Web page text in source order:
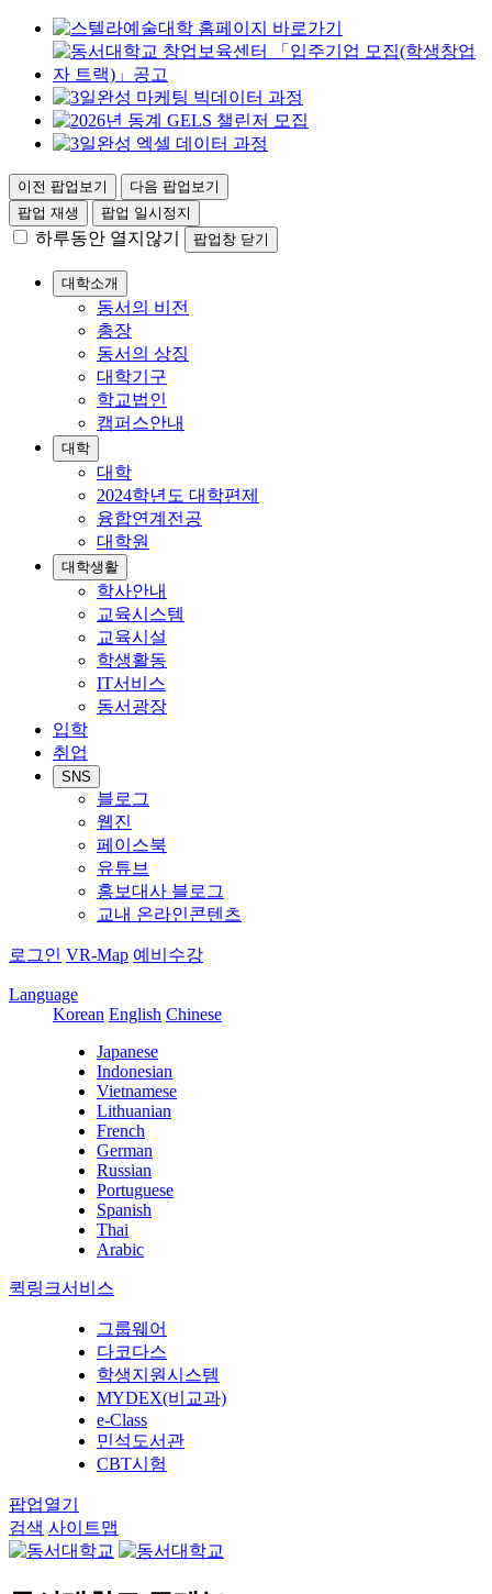
이전 팝업보기
다음 팝업보기
팝업 재생
팝업 일시정지
하루동안 열지않기 팝업창 닫기
대학소개
동서의 비전
총장
동서의 상징
대학기구
학교법인
캠퍼스안내
대학
대학
2024학년도 대학편제
융합연계전공
대학원
대학생활
학사안내
교육시스템
교육시설
학생활동
IT서비스
동서광장
입학
취업
SNS
블로그
웹진
페이스북
유튜브
홍보대사 블로그
교내 온라인콘텐츠
로그인 VR-Map 예비수강
Language
Korean English Chinese
Japanese
Indonesian
Vietnamese
Lithuanian
French
German
Russian
Portuguese
Spanish
Thai
Arabic
퀵링크서비스
그룹웨어
다코다스
학생지원시스템
MYDEX(비교과)
e-Class
민석도서관
CBT시험
팝업열기
검색 사이트맵